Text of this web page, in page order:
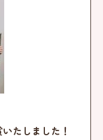
たしました！